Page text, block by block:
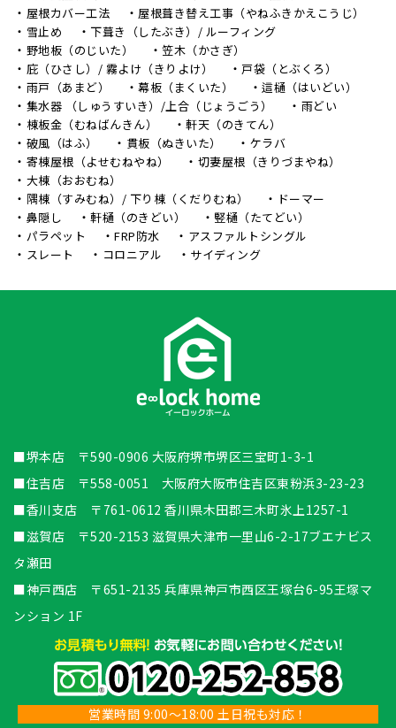
屋根カバー工法
屋根葺き替え工事（やねふきかえこうじ）
雪止め
下葺き（したぶき）/ ルーフィング
野地板（のじいた）
笠木（かさぎ）
庇（ひさし）/ 霧よけ（きりよけ）
戸袋（とぶくろ）
雨戸（あまど）
幕板（まくいた）
這樋（はいどい）
集水器 （しゅうすいき）/上合（じょうごう）
雨どい
棟板金（むねばんきん）
軒天（のきてん）
破風（はふ）
貫板（ぬきいた）
ケラバ
寄棟屋根（よせむねやね）
切妻屋根（きりづまやね）
大棟（おおむね）
隅棟（すみむね）/ 下り棟（くだりむね）
ドーマー
鼻隠し
軒樋（のきどい）
竪樋（たてどい）
パラペット
FRP防水
アスファルトシングル
スレート
コロニアル サイディング
■堺本店 〒590-0906 大阪府堺市堺区三宝町1-3-1
■住吉店 〒558-0051 大阪府大阪市住吉区東粉浜3-23-23
■香川支店 〒761-0612 香川県木田郡三木町氷上1257-1
■滋賀店 〒520-2153 滋賀県大津市一里山6-2-17ブエナビス
タ瀬田
■神戸西店 〒651-2135 兵庫県神戸市西区王塚台6-95王塚マ
ンション 1F
営業時間 9:00～18:00 土日祝も対応！